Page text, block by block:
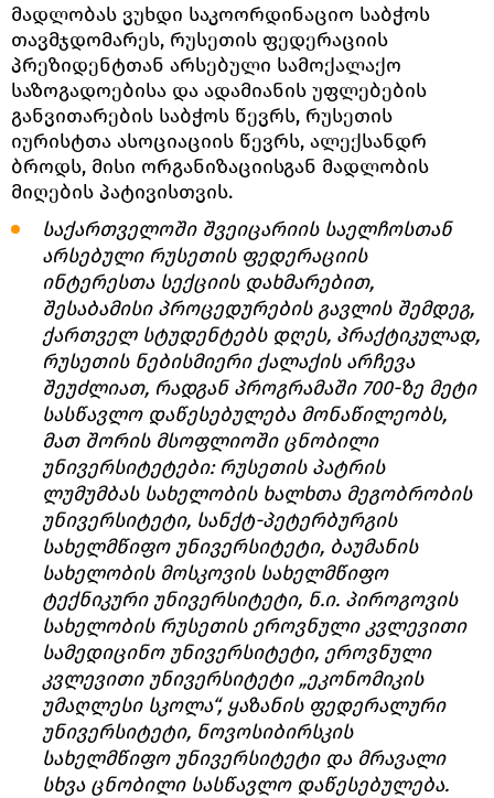
მადლობას ვუხდი საკოორდინაციო საბჭოს
თავმჯდომარეს, რუსეთის ფედერაციის
პრეზიდენტთან არსებული სამოქალაქო
საზოგადოებისა და ადამიანის უფლებების
განვითარების საბჭოს წევრს, რუსეთის
იურისტთა ასოციაციის წევრს, ალექსანდრ
ბროდს, მისი ორგანიზაციისგან მადლობის
მიღების პატივისთვის.
საქართველოში შვეიცარიის საელჩოსთან
არსებული რუსეთის ფედერაციის
ინტერესთა სექციის დახმარებით,
შესაბამისი პროცედურების გავლის შემდეგ,
ქართველ სტუდენტებს დღეს, პრაქტიკულად,
რუსეთის ნებისმიერი ქალაქის არჩევა
შეუძლიათ, რადგან პროგრამაში 700-ზე მეტი
სასწავლო დაწესებულება მონაწილეობს,
მათ შორის მსოფლიოში ცნობილი
უნივერსიტეტები: რუსეთის პატრის
ლუმუმბას სახელობის ხალხთა მეგობრობის
უნივერსიტეტი, სანქტ-პეტერბურგის
სახელმწიფო უნივერსიტეტი, ბაუმანის
სახელობის მოსკოვის სახელმწიფო
ტექნიკური უნივერსიტეტი, ნ.ი. პიროგოვის
სახელობის რუსეთის ეროვნული კვლევითი
სამედიცინო უნივერსიტეტი, ეროვნული
კვლევითი უნივერსიტეტი „ეკონომიკის
უმაღლესი სკოლა“, ყაზანის ფედერალური
უნივერსიტეტი, ნოვოსიბირსკის
სახელმწიფო უნივერსიტეტი და მრავალი
სხვა ცნობილი სასწავლო დაწესებულება.